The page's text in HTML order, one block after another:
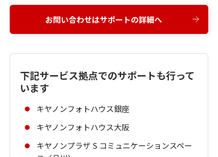
お問い合わせはサポートの詳細へ
下記サービス拠点でのサポートも行って
います
キヤノンフォトハウス銀座
キヤノンフォトハウス大阪
キヤノンプラザ S コミュニケーションスペー